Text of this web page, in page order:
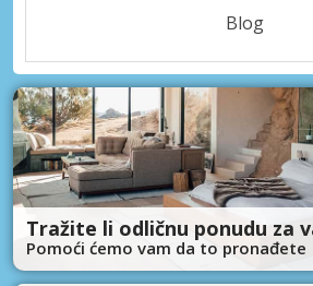
Blog
Tražite li odličnu ponudu za
Pomoći ćemo vam da to pronađete